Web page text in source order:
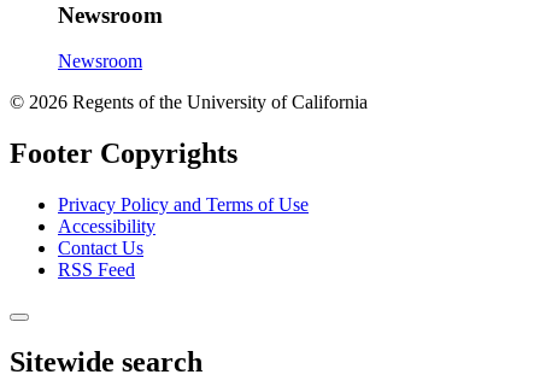
Newsroom
Newsroom
© 2026 Regents of the University of California
Footer Copyrights
Privacy Policy and Terms of Use
Accessibility
Contact Us
RSS Feed
Sitewide search